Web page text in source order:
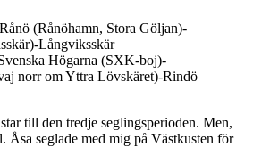
(Rånöhamn, Stora Göljan)-
Långviksskär
Högarna (SXK-boj)-
norr om Yttra Lövskäret)-Rindö
till den tredje seglingsperioden. Men,
Åsa seglade med mig på Västkusten för